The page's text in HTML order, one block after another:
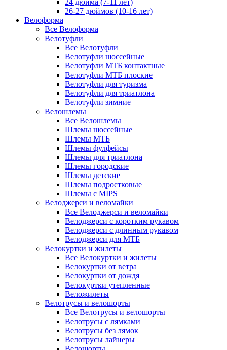
24 дюйма (7-11 лет)
26-27 дюймов (10-16 лет)
Велоформа
Все Велоформа
Велотуфли
Все Велотуфли
Велотуфли шоссейные
Велотуфли МТБ контактные
Велотуфли МТБ плоские
Велотуфли для туризма
Велотуфли для триатлона
Велотуфли зимние
Велошлемы
Все Велошлемы
Шлемы шоссейные
Шлемы МТБ
Шлемы фулфейсы
Шлемы для триатлона
Шлемы городские
Шлемы детские
Шлемы подростковые
Шлемы с MIPS
Велоджерси и веломайки
Все Велоджерси и веломайки
Велоджерси с коротким рукавом
Велоджерси с длинным рукавом
Велоджерси для МТБ
Велокуртки и жилеты
Все Велокуртки и жилеты
Велокуртки от ветра
Велокуртки от дождя
Велокуртки утепленные
Веложилеты
Велотрусы и велошорты
Все Велотрусы и велошорты
Велотрусы с лямками
Велотрусы без лямок
Велотрусы лайнеры